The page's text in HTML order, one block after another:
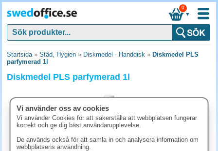
▼
0
Startsida» Städ, Hygien » Diskmedel - Handdisk » Diskmedel PLS
parfymerad 1l
Diskmedel PLS parfymerad 1l
Vi använder oss av cookies
Vi använder Cookies för att säkerställa att webbplatsen fungerar
korrekt och ge dig bäst användarupplevelse.
De används också för att samla in och analysera information om
webbplatsens användning.